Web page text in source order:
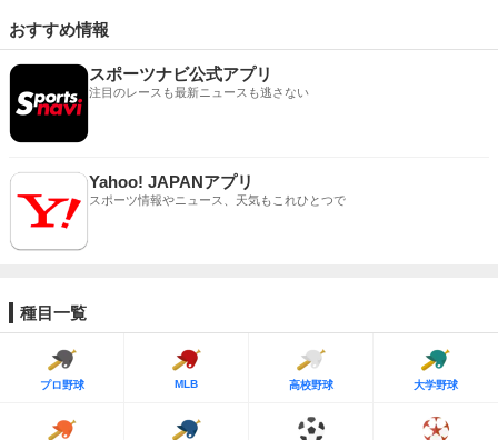
おすすめ情報
スポーツナビ公式アプリ
注目のレースも最新ニュースも逃さない
Yahoo! JAPANアプリ
スポーツ情報やニュース、天気もこれひとつで
種目一覧
プロ野球 MLB 高校野球 大学野球